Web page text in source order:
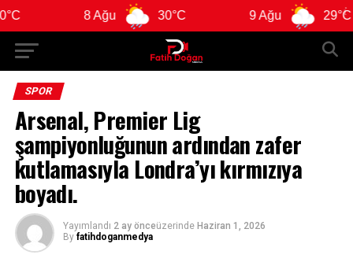
30°C 29°C
SPOR
Arsenal, Premier Lig
şampiyonluğunun ardından zafer
kutlamasıyla Londra’yı kırmızıya
boyadı.
Yayımlandı 2 ay önceüzerinde Haziran 1, 2026
By fatihdoganmedya